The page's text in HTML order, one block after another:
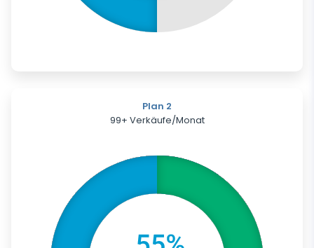
Plan 2
99+ Verkäufe/Monat